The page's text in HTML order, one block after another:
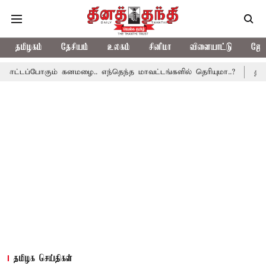
தமிழகம் தேசியம் உலகம் சினிமா விளையாட்டு
கனமழை.. எந்தெந்த மாவட்டங்களில் தெரியுமா..?
தமிழக செய்திகள்